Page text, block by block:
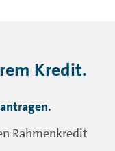
Kredit.
Rahmenkredit